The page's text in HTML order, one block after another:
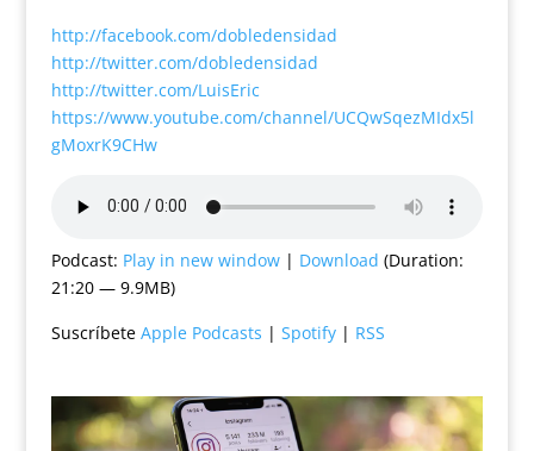
http://facebook.com/dobledensidad
http://twitter.com/dobledensidad
http://twitter.com/LuisEric
https://www.youtube.com/channel/UCQwSqezMIdx5l
gMoxrK9CHw
Podcast: Play in new window| Download (Duration:
21:20 — 9.9MB)
Suscríbete Apple Podcasts | Spotify| RSS